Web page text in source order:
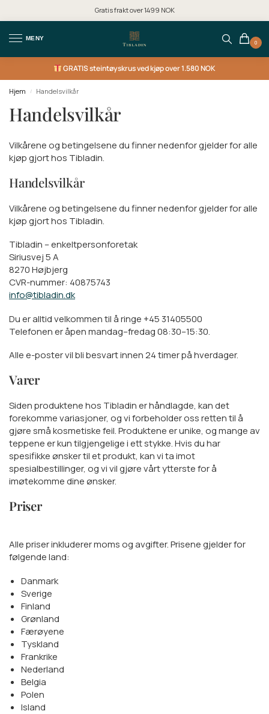
Gratis frakt over 1499 NOK
MENY
0
GRATISsteintøyskrus ved kjøp over 1.580 NOK
Hjem / Handelsvilkår
Handelsvilkår
Vilkårene og betingelsene du finner nedenfor gjelder for alle
kjøp gjort hos Tibladin.
Handelsvilkår
Vilkårene og betingelsene du finner nedenfor gjelder for alle
kjøp gjort hos Tibladin.
Tibladin – enkeltpersonforetak
Siriusvej 5 A
8270 Højbjerg
CVR-nummer: 40875743
info@tibladin.dk
Du er alltid velkommen til å ringe +45 31405500
Telefonen er åpen mandag–fredag 08:30–15:30.
Alle e-poster vil bli besvart innen 24 timer på hverdager.
Varer
Siden produktene hos Tibladin er håndlagde, kan det
forekomme variasjoner, og vi forbeholder oss retten til å
gjøre små kosmetiske feil. Produktene er unike, og mange av
teppene er kun tilgjengelige i ett stykke. Hvis du har
spesifikke ønsker til et produkt, kan vi ta imot
spesialbestillinger, og vi vil gjøre vårt ytterste for å
imøtekomme dine ønsker.
Priser
Alle priser inkluderer moms og avgifter. Prisene gjelder for
følgende land:
Danmark
Sverige
Finland
Grønland
Færøyene
Tyskland
Frankrike
Nederland
Belgia
Polen
Island